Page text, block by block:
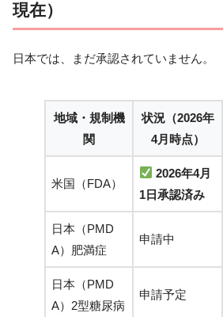
現在）
日本では、まだ承認されていません。
地域・規制機
関
状況（2026年
4月時点）
米国（FDA）
2026年4月
1日承認済み
日本（PMD
A）肥満症
申請中
日本（PMD
A）2型糖尿病
申請予定